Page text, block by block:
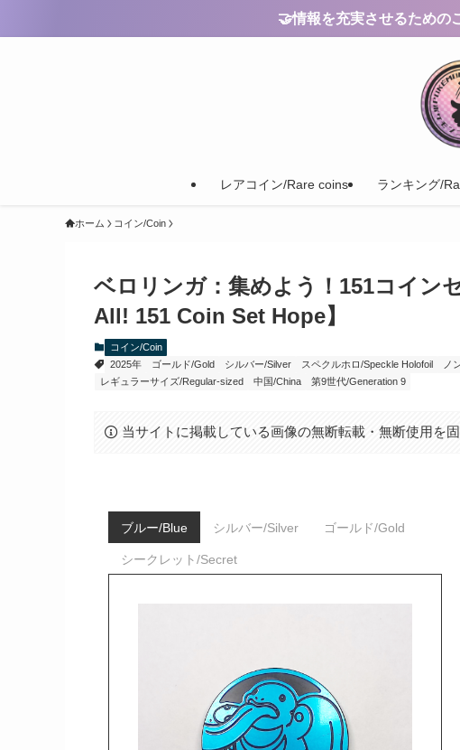
🤝情報を充実させるため
レアコイン/Rare coins ランキング/
ホーム コイン/Coin
ベロリンガ：集めよう！151コイン
All! 151 Coin Set Hope】
コイン/Coin
2025年
ゴールド/Gold シルバー/Silver スペクルホロ/Speckle Holofoil ノ
レギュラーサイズ/Regular-sized
中国/China 第9世代/Generation 9
当サイトに掲載している画像の無断転載・無断使用を固
ブルー/Blue シルバー/Silver ゴールド/Gold
シークレット/Secret